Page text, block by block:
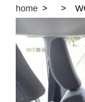
home